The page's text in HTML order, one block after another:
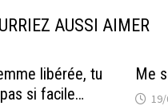
AUSSI AIMER
libérée, tu
si facile…
Me